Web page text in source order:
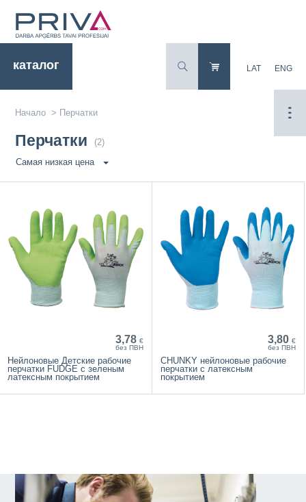
каталог LAT ENG
Начало > Перчатки
Перчатки
(2)
Самая низкая цена
3,78 €
без ПВН
Нейлоновые Детские рабочие
перчатки FUDGE с зеленым
латексным покрытием
3,80 €
без ПВН
CHUNKY нейлоновые рабочие
перчатки с латексным
покрытием